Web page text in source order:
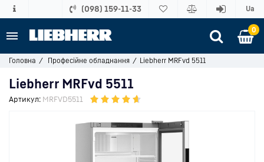
(098) 159-11-33 Ua
0
Головна Професійне обладнання Liebherr MRFvd 5511
Liebherr MRFvd 5511
Артикул: MRFVD5511